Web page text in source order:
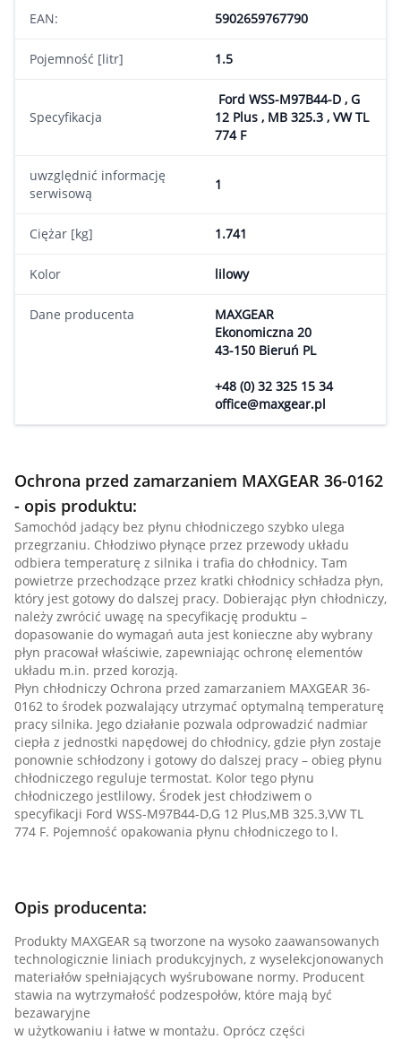
EAN: 5902659767790
Pojemność [litr] 1.5
Specyfikacja
Ford WSS-M97B44-D , G
12 Plus , MB 325.3 , VW TL
774 F
uwzględnić informację
serwisową
1
Ciężar [kg] 1.741
Kolor lilowy
Dane producenta
MAXGEAR
Ekonomiczna 20
43-150 Bieruń PL
+48 (0) 32 325 15 34
office@maxgear.pl
Ochrona przed zamarzaniem MAXGEAR 36-0162
- opis produktu:
Samochód jadący bez płynu chłodniczego szybko ulega
przegrzaniu. Chłodziwo płynące przez przewody układu
odbiera temperaturę z silnika i trafia do chłodnicy. Tam
powietrze przechodzące przez kratki chłodnicy schładza płyn,
który jest gotowy do dalszej pracy. Dobierając płyn chłodniczy,
należy zwrócić uwagę na specyfikację produktu –
dopasowanie do wymagań auta jest konieczne aby wybrany
płyn pracował właściwie, zapewniając ochronę elementów
układu m.in. przed korozją.
Płyn chłodniczy Ochrona przed zamarzaniem MAXGEAR 36-
0162 to środek pozwalający utrzymać optymalną temperaturę
pracy silnika. Jego działanie pozwala odprowadzić nadmiar
ciepła z jednostki napędowej do chłodnicy, gdzie płyn zostaje
ponownie schłodzony i gotowy do dalszej pracy – obieg płynu
chłodniczego reguluje termostat. Kolor tego płynu
chłodniczego jestlilowy. Środek jest chłodziwem o
specyfikacji Ford WSS-M97B44-D,G 12 Plus,MB 325.3,VW TL
774 F. Pojemność opakowania płynu chłodniczego to l.
Opis producenta:
Produkty MAXGEAR są tworzone na wysoko zaawansowanych
technologicznie liniach produkcyjnych, z wyselekcjonowanych
materiałów spełniających wyśrubowane normy. Producent
stawia na wytrzymałość podzespołów, które mają być
bezawaryjne
w użytkowaniu i łatwe w montażu. Oprócz części